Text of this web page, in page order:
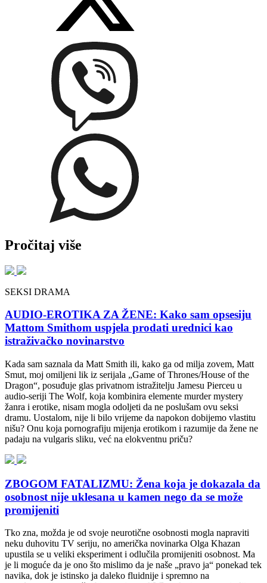
Pročitaj više
SEKSI DRAMA
AUDIO-EROTIKA ZA ŽENE: Kako sam opsesiju
Mattom Smithom uspjela prodati urednici kao
istraživačko novinarstvo
Kada sam saznala da Matt Smith ili, kako ga od milja zovem, Matt
Smut, moj omiljeni lik iz serijala „Game of Thrones/House of the
Dragon“, posuđuje glas privatnom istražitelju Jamesu Pierceu u
audio-seriji The Wolf, koja kombinira elemente murder mystery
žanra i erotike, nisam mogla odoljeti da ne poslušam ovu seksi
dramu. Uostalom, nije li bilo vrijeme da napokon dobijemo vlastitu
nišu? Onu koja pornografiju mijenja erotikom i razumije da žene ne
padaju na vulgaris sliku, već na elokventnu priču?
ZBOGOM FATALIZMU: Žena koja je dokazala da
osobnost nije uklesana u kamen nego da se može
promijeniti
Tko zna, možda je od svoje neurotične osobnosti mogla napraviti
neku duhovitu TV seriju, no američka novinarka Olga Khazan
upustila se u veliki eksperiment i odlučila promijeniti osobnost. Ma
je li moguće da je ono što mislimo da je naše „pravo ja“ ponekad tek
navika, dok je istinsko ja daleko fluidnije i spremno na